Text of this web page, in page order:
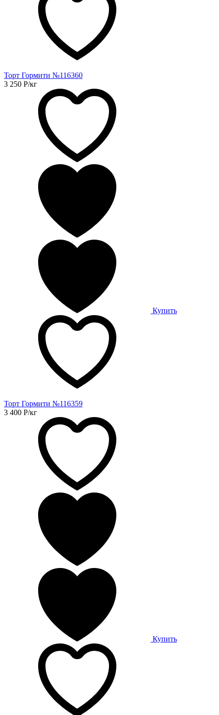
Торт Гормити №116360
3 250 Р/кг
Купить
Торт Гормити №116359
3 400 Р/кг
Купить